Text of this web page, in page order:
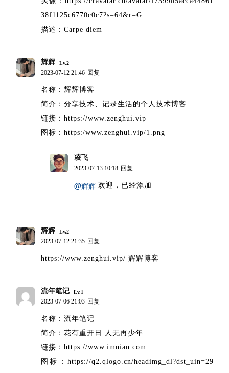
38f1125c6770c0c7?s=64&r=G
描述：Carpe diem
辉辉 Lv.2
2023-07-12 21:46 回复
名称：辉辉博客
简介：分享技术、记录生活的个人技术博客
链接：https://www.zenghui.vip
图标：https:/www.zenghui.vip/1.png
凌飞
2023-07-13 10:18 回复
@辉辉 欢迎，已经添加
辉辉 Lv.2
2023-07-12 21:35 回复
https://www.zenghui.vip/ 辉辉博客
流年笔记 Lv.1
2023-07-06 21:03 回复
名称：流年笔记
简介：花有重开日 人无再少年
链接：https://www.imnian.com
图标：https://q2.qlogo.cn/headimg_dl?dst_uin=29